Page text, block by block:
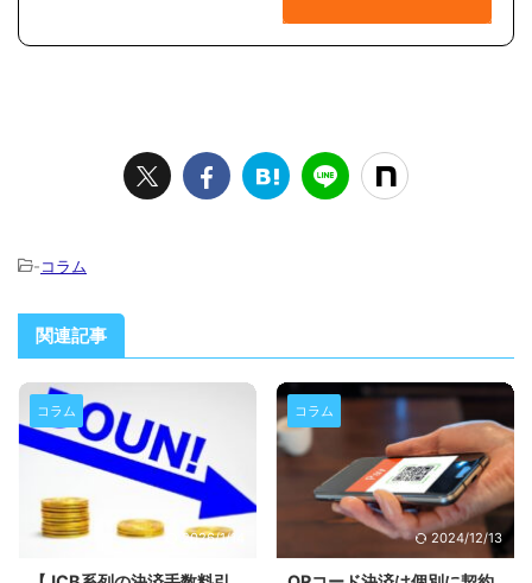
-コラム
関連記事
コラム
2026/1/14
コラム
2024/12/13